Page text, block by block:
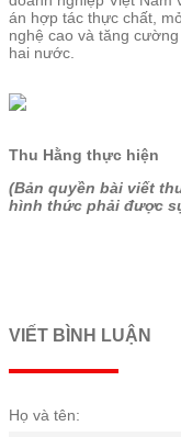
án hợp tác thực chất,
nghệ cao và tăng
hai nước.
Thu Hằng thực hiện
(Bản quyền bài viết
hình thức phải được
VIẾT BÌNH LUẬN
Họ và tên: